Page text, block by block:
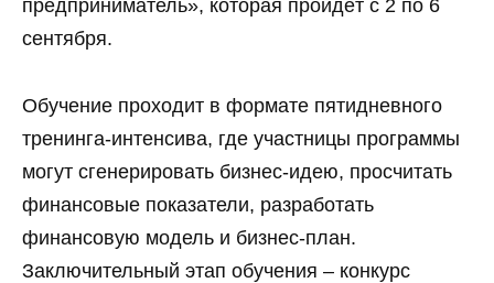
предприниматель», которая пройдёт с 2 по 6
сентября.
Обучение проходит в формате пятидневного
тренинга-интенсива, где участницы программы
могут сгенерировать бизнес-идею, просчитать
финансовые показатели, разработать
финансовую модель и бизнес-план.
Заключительный этап обучения – конкурс